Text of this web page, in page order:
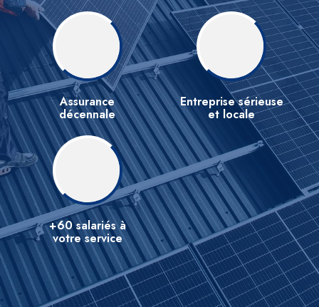
Assurance
décennale
Entreprise sérieuse
et locale
+60 salariés à
votre service